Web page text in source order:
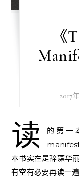
《
2017
读
的第一
本书实在是辞藻华
有空有必要再读一遍